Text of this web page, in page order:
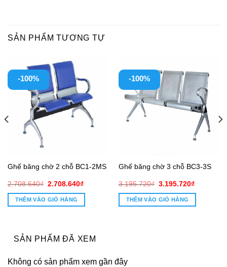
SẢN PHẨM TƯƠNG TỰ
-100%
Ghế băng chờ 2 chỗ BC1-2MS
2.708.640₫ Giá
là:
2.708.640₫.
2.708.640₫Giá
THÊM VÀO GIỎ HÀNG
-100%
Ghế băng chờ 3 chỗ BC3-3S
3.195.720₫ Giá
là:
3.195.720₫.
3.195.720₫Giá
THÊM VÀO GIỎ HÀNG
SẢN PHẨM ĐÃ XEM
Không có sản phẩm xem gần đây